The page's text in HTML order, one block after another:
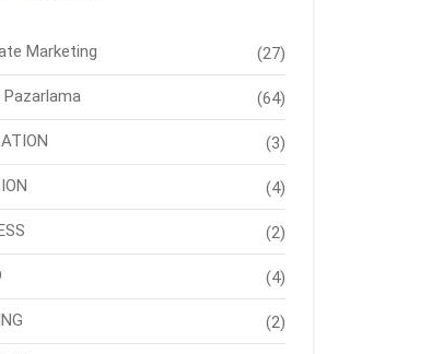
Marketing (27)
Pazarlama (64)
(3)
(4)
(2)
(4)
(2)